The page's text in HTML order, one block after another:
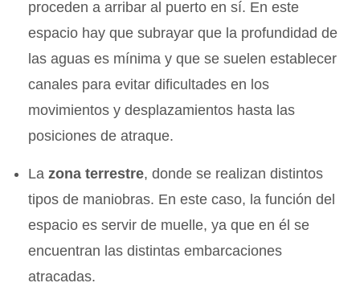
proceden a arribar al puerto en sí. En este
espacio hay que subrayar que la profundidad de
las aguas es mínima y que se suelen establecer
canales para evitar dificultades en los
movimientos y desplazamientos hasta las
posiciones de atraque.
Lazona terrestre, donde se realizan distintos
tipos de maniobras. En este caso, la función del
espacio es servir de muelle, ya que en él se
encuentran las distintas embarcaciones
atracadas.